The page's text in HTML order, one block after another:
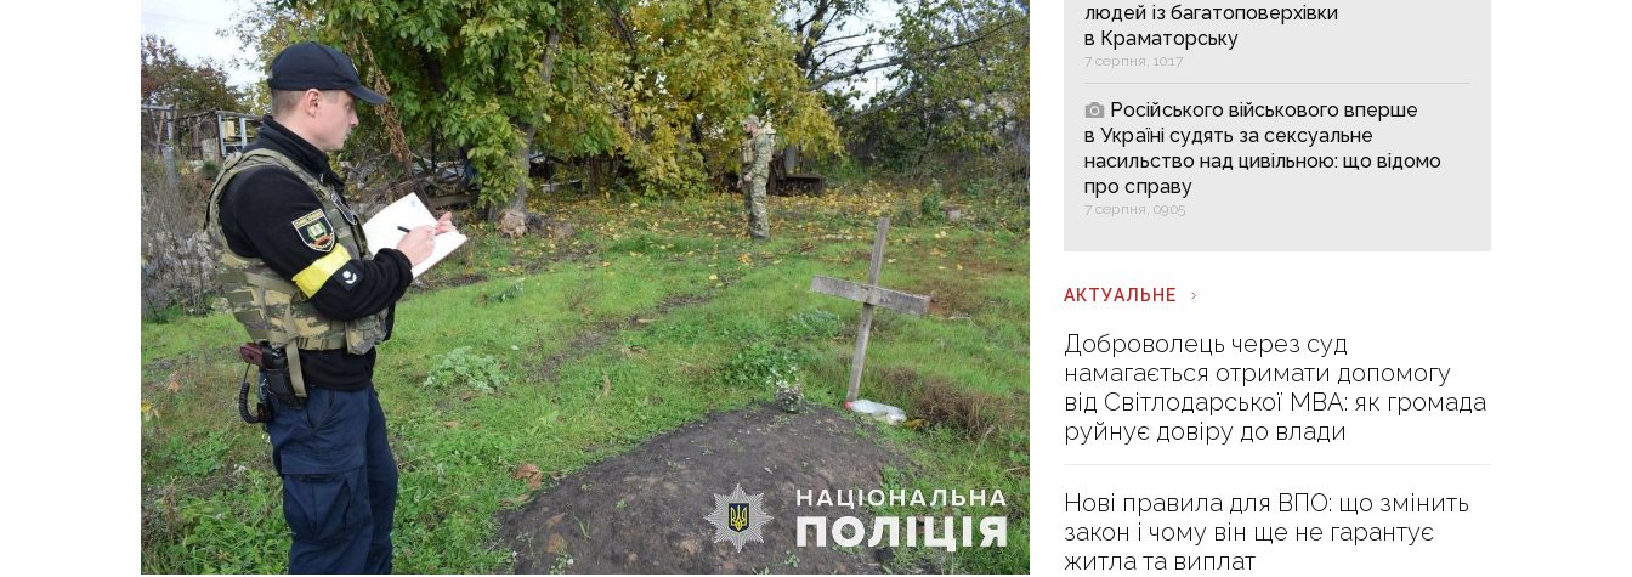
людей із багатоповерхівки
в Краматорську
7 серпня, 10:17
Російського військового вперше
в Україні судять за сексуальне
насильство над цивільною: що відомо
про справу
7 серпня, 09:05
АКТУАЛЬНЕ
Доброволець через суд
намагається отримати допомогу
від Світлодарської МВА: як громада
руйнує довіру до влади
Нові правила для ВПО: що змінить
закон і чому він ще не гарантує
житла та виплат